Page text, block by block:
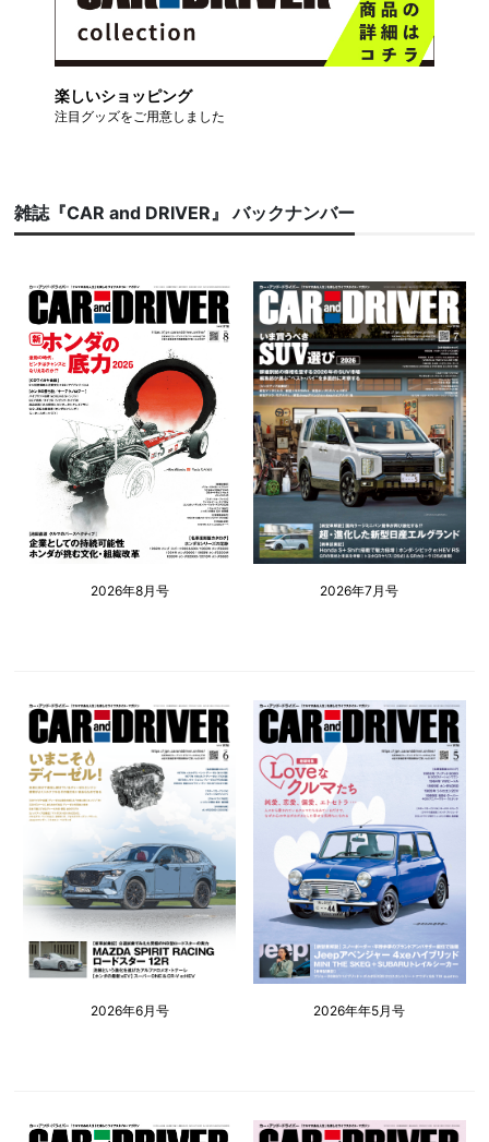
楽しいショッピング
注目グッズをご用意しました
雑誌『CAR and DRIVER』 バックナンバー
2026年8月号 2026年7月号
2026年6月号 2026年年5月号